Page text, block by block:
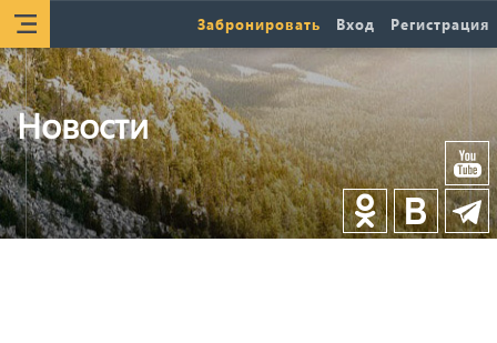
Забронировать Вход Регистрация
Новости